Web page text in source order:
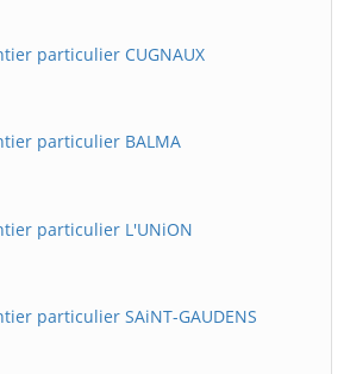
particulier CUGNAUX
particulier BALMA
particulier L'UNiON
particulier SAiNT-GAUDENS